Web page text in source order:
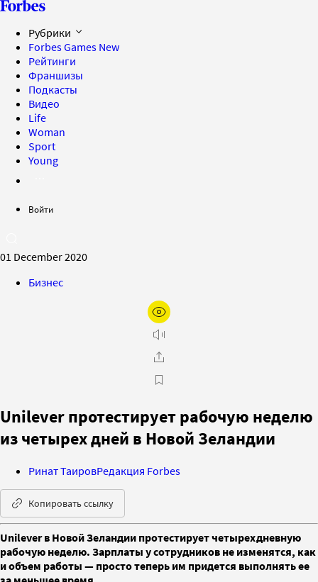
Рубрики
Forbes Games New
Рейтинги
Франшизы
Подкасты
Видео
Life
Woman
Sport
Young
Войти
01 December 2020
Бизнес
Unilever протестирует рабочую неделю
из четырех дней в Новой Зеландии
Ринат ТаировРедакция Forbes
Копировать ссылку
Unilever в Новой Зеландии протестирует четырехдневную
рабочую неделю. Зарплаты у сотрудников не изменятся, как
и объем работы — просто теперь им придется выполнять ее